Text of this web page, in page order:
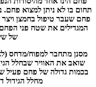
תחום בו לא ניתן למצוא
פחם שעבר טיפול בחמצן ויצר
המגדילים את שטח פני הפחם
של
מסנן מתחבר למפוח/מדחס
שואב את האוויר שבחלל
בכמות גדולה של פחם פעיל
מחלל הגידול